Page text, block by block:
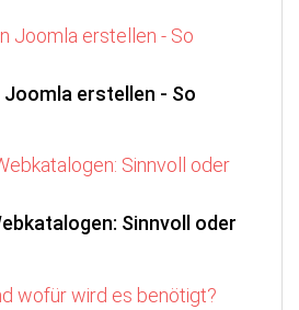
erstellen - So
Sinnvoll oder